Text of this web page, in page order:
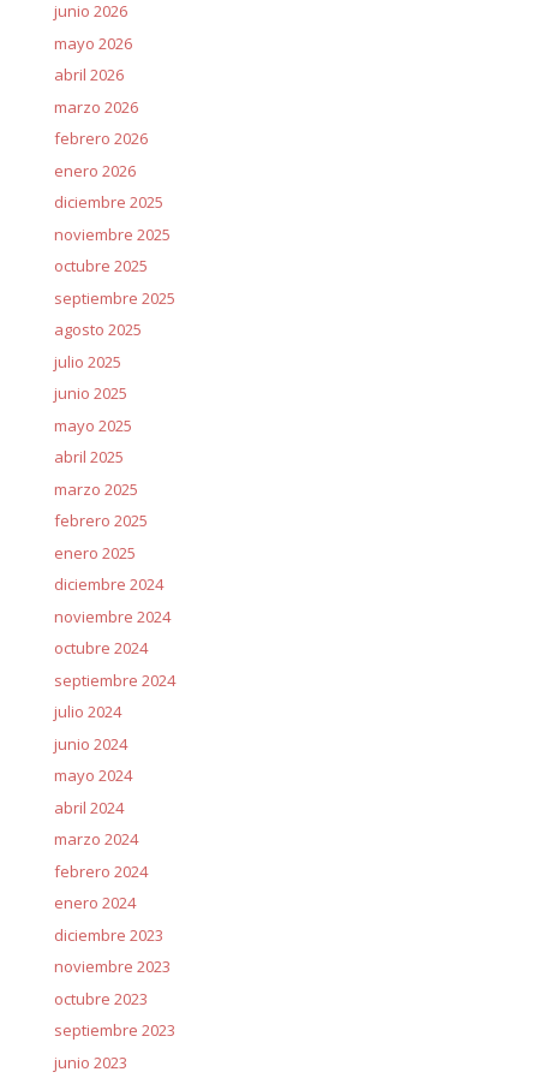
junio 2026
mayo 2026
abril 2026
marzo 2026
febrero 2026
enero 2026
diciembre 2025
noviembre 2025
octubre 2025
septiembre 2025
agosto 2025
julio 2025
junio 2025
mayo 2025
abril 2025
marzo 2025
febrero 2025
enero 2025
diciembre 2024
noviembre 2024
octubre 2024
septiembre 2024
julio 2024
junio 2024
mayo 2024
abril 2024
marzo 2024
febrero 2024
enero 2024
diciembre 2023
noviembre 2023
octubre 2023
septiembre 2023
junio 2023